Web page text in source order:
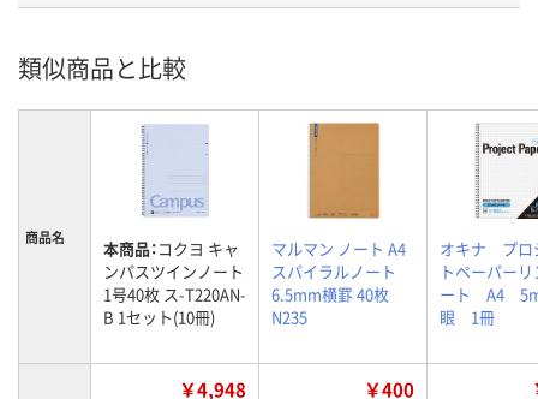
類似商品と比較
商品名 本商品：コクヨ キャ
ンパスツインノート
1号40枚 ス-T220AN-
B 1セット(10冊)
マルマン ノート A4
スパイラルノート
6.5mm横罫 40枚
N235
オキナ プロ
トペーパー
ート A4
眼 1冊
￥4,948 ￥400